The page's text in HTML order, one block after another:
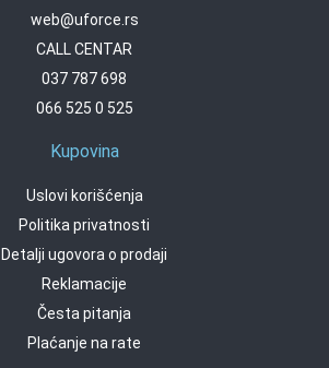
web@uforce.rs
CALL CENTAR
037 787 698
066 525 0 525
Kupovina
Uslovi korišćenja
Politika privatnosti
Detalji ugovora o prodaji
Reklamacije
Česta pitanja
Plaćanje na rate